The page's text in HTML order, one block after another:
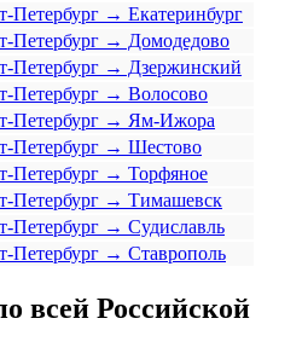
Петербург → Екатеринбург
Петербург → Домодедово
Петербург → Дзержинский
Петербург → Волосово
Петербург → Ям-Ижора
Петербург → Шестово
Петербург → Торфяное
Петербург → Тимашевск
Петербург → Судиславль
Петербург → Ставрополь
всей Российской